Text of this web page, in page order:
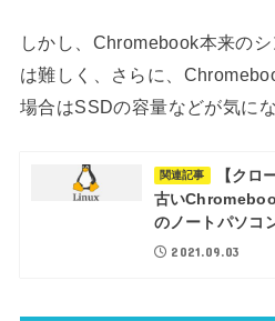
しかし、Chromebook本来の
は難しく、さらに、
場合はSSDの容量などが気にな
関連記事
【クロ
古い
のノートパソコ
2021.09.03